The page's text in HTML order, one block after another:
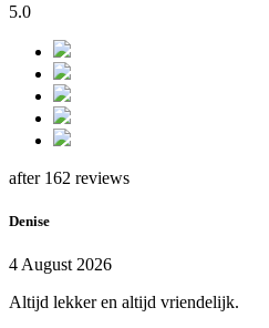
5.0
after 162 reviews
Denise
4 August 2026
Altijd lekker en altijd vriendelijk.